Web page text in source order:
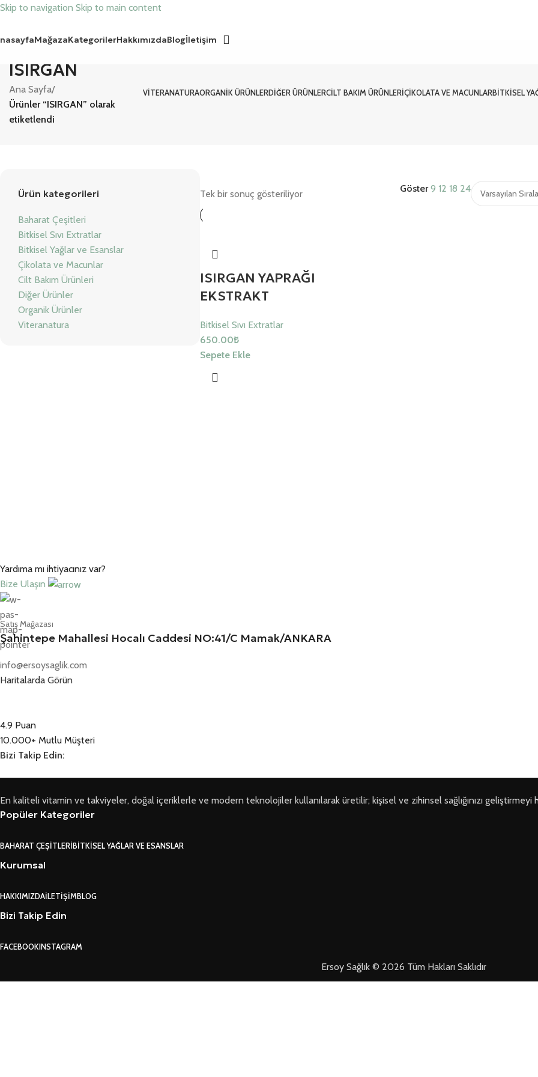
Skip to navigation Skip to main content
MağazaKategorilerHakkımızdaBlogİletişim
ISIRGAN
Ana Sayfa/
Ürünler “ISIRGAN” olarak
etiketlendi
VITERANATURAORGANIK ÜRÜNLERDIĞER ÜRÜNLERCILT BAKIM ÜRÜNLERIÇIKOLATA VE MACUNLARBITKISEL
Ürün kategorileri
Baharat Çeşitleri
Bitkisel Sıvı Extratlar
Bitkisel Yağlar ve Esanslar
Çikolata ve Macunlar
Cilt Bakım Ürünleri
Diğer Ürünler
Organik Ürünler
Viteranatura
Tek bir sonuç gösteriliyor Göster9 12 18 24
ISIRGAN YAPRAĞI
EKSTRAKT
Bitkisel Sıvı Extratlar
650.00₺
Sepete Ekle
Yardıma mı ihtiyacınız var?
Bize Ulaşın
Satış Mağazası
Şahintepe Mahallesi Hocalı Caddesi NO:41/C Mamak/ANKARA
info@ersoysaglik.com
Haritalarda Görün
4.9 Puan
10.000+ Mutlu Müşteri
Bizi Takip Edin:
En kaliteli vitamin ve takviyeler, doğal içeriklerle ve modern teknolojiler kullanılarak üretilir; kişisel ve zihinsel sağlığınızı geliştirmeyi
Popüler Kategoriler
BAHARAT ÇEŞITLERIBITKISEL YAĞLAR VE ESANSLAR
Kurumsal
HAKKIMIZDAİLETIŞIMBLOG
Bizi Takip Edin
FACEBOOKINSTAGRAM
Ersoy Sağlık © 2026 Tüm Hakları Saklıdır